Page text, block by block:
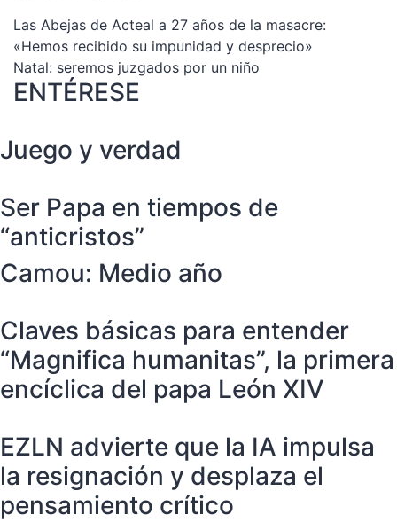
Navegación
de
entradas
Las Abejas de Acteal a 27 años de la masacre:
«Hemos recibido su impunidad y desprecio»
Natal: seremos juzgados por un niño
ENTÉRESE
Juego y verdad
Ser Papa en tiempos de
“anticristos”
Camou: Medio año
Claves básicas para entender
“Magnifica humanitas”, la primera
encíclica del papa León XIV
EZLN advierte que la IA impulsa
la resignación y desplaza el
pensamiento crítico